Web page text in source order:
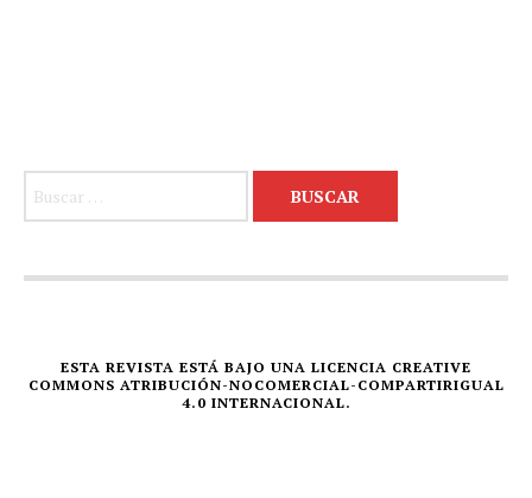
ESTA REVISTA ESTÁ BAJO UNA LICENCIA CREATIVE
COMMONS ATRIBUCIÓN-NOCOMERCIAL-COMPARTIRIGUAL
4.0 INTERNACIONAL.